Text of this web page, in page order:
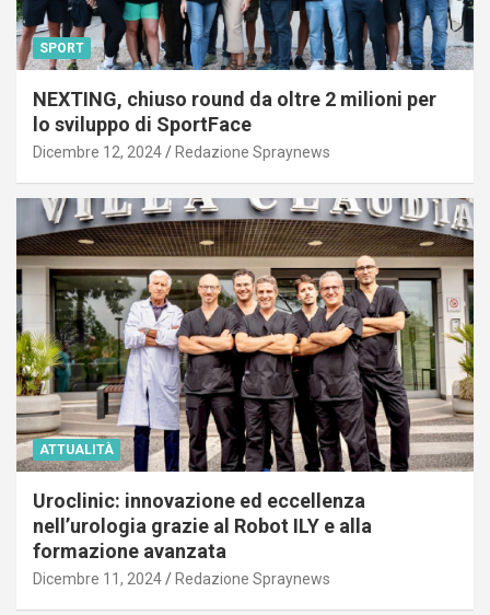
SPORT
NEXTING, chiuso round da oltre 2 milioni per
lo sviluppo di SportFace
Dicembre 12, 2024 Redazione Spraynews
ATTUALITÀ
Uroclinic: innovazione ed eccellenza
nell’urologia grazie al Robot ILY e alla
formazione avanzata
Dicembre 11, 2024 Redazione Spraynews